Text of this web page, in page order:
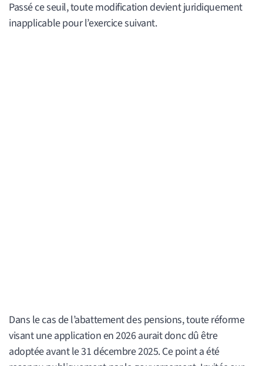
Passé ce seuil, toute modification devient juridiquement
inapplicable pour l’exercice suivant.
Dans le cas de l’abattement des pensions, toute réforme
visant une application en 2026 aurait donc dû être
adoptée avant le 31 décembre 2025. Ce point a été